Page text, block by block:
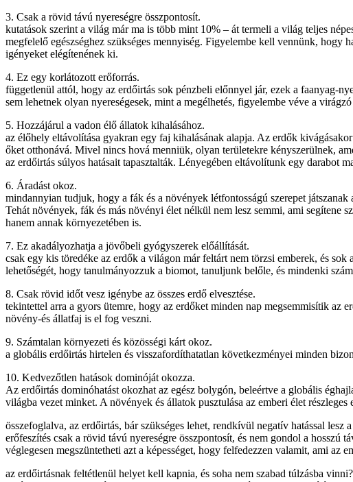
3. Csak a rövid távú nyereségre összpontosít.
kutatások szerint a világ már ma is több mint 10% – át termeli a világ teljes
megfelelő egészséghez szükséges mennyiség. Figyelembe kell vennünk,
igényeket elégítenének ki.
4. Ez egy korlátozott erőforrás.
függetlenül attól, hogy az erdőirtás sok pénzbeli előnnyel jár, ezek a faanyag-
sem lehetnek olyan nyereségesek, mint a megélhetés, figyelembe véve a
5. Hozzájárul a vadon élő állatok kihalásához.
az élőhely eltávolítása gyakran egy faj kihalásának alapja. Az erdők
őket otthonává. Mivel nincs hová menniük, olyan területekre kényszerülnek,
az erdőirtás súlyos hatásait tapasztalták. Lényegében eltávolítunk egy darabot
6. Áradást okoz.
mindannyian tudjuk, hogy a fák és a növények létfontosságú szerepet
Tehát növények, fák és más növényi élet nélkül nem lesz semmi, ami segítene
hanem annak környezetében is.
7. Ez akadályozhatja a jövőbeli gyógyszerek előállítását.
csak egy kis töredéke az erdők a világon már feltárt nem törzsi emberek, és
lehetőségét, hogy tanulmányozzuk a biomot, tanuljunk belőle, és mindenki
8. Csak rövid időt vesz igénybe az összes erdő elvesztése.
tekintettel arra a gyors ütemre, hogy az erdőket minden nap megsemmisítik az
növény-és állatfaj is el fog veszni.
9. Számtalan környezeti és közösségi kárt okoz.
a globális erdőirtás hirtelen és visszafordíthatatlan következményei minden
10. Kedvezőtlen hatások dominóját okozza.
Az erdőirtás dominóhatást okozhat az egész bolygón, beleértve a globális
világba vezet minket. A növények és állatok pusztulása az emberi élet részleges
összefoglalva, az erdőirtás, bár szükséges lehet, rendkívül negatív hatással
erőfeszítés csak a rövid távú nyereségre összpontosít, és nem gondol a hosszú
véglegesen megszüntetheti azt a képességet, hogy felfedezzen valamit, ami az
az erdőirtásnak feltétlenül helyet kell kapnia, és soha nem szabad túlzásba